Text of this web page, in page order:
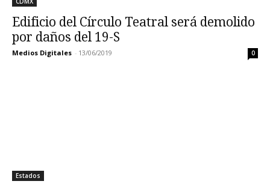
Edificio del Círculo Teatral será demolido
por daños del 19-S
Medios Digitales - 13/06/2019 0
Estados